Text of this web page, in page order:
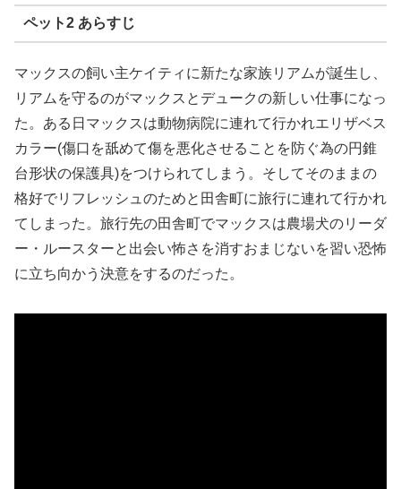
ペット2 あらすじ
マックスの飼い主ケイティに新たな家族リアムが誕生し、
リアムを守るのがマックスとデュークの新しい仕事になっ
た。ある日マックスは動物病院に連れて行かれエリザベス
カラー(傷口を舐めて傷を悪化させることを防ぐ為の円錐
台形状の保護具)をつけられてしまう。そしてそのままの
格好でリフレッシュのためと田舎町に旅行に連れて行かれ
てしまった。旅行先の田舎町でマックスは農場犬のリーダ
ー・ルースターと出会い怖さを消すおまじないを習い恐怖
に立ち向かう決意をするのだった。